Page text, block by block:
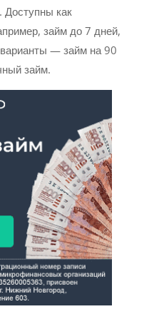
Доступны как
займ до 7 дней,
— займ на 90
займ.